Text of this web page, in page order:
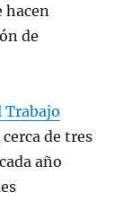
hacen
de
Trabajo
de tres
año